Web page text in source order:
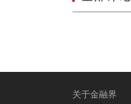
关于金融界